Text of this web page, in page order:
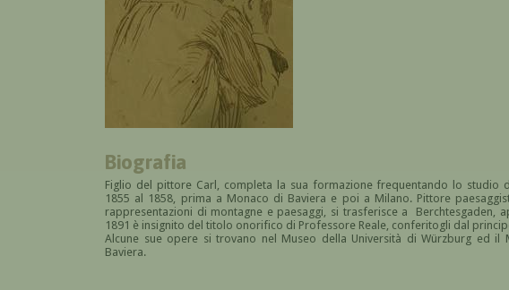
Biografia
Figlio del pittore Carl, completa la sua formazione frequentando lo studio
1855 al 1858, prima a Monaco di Baviera e poi a Milano. Pittore
rappresentazioni di montagne e paesaggi, si trasferisce a Berchtesgaden,
1891 è insignito del titolo onorifico di Professore Reale, conferitogli dal
Alcune sue opere si trovano nel Museo della Università di Würzburg ed il
Baviera.